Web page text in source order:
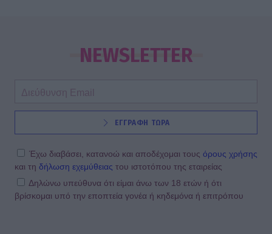
NEWSLETTER
ΕΓΓΡΑΦΗ ΤΩΡΑ
Έχω διαβάσει, κατανοώ και αποδέχομαι τους όρους χρήσης
και τη δήλωση εχεμύθειας του ιστοτόπου της εταιρείας
Δηλώνω υπεύθυνα ότι είμαι άνω των 18 ετών ή ότι
βρίσκομαι υπό την εποπτεία γονέα ή κηδεμόνα ή επιτρόπου